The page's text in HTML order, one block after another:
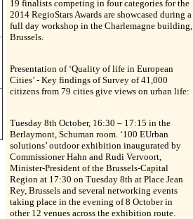
19 finalists competing in four categories for the
2014 RegioStars Awards are showcased during a
full day workshop in the Charlemagne building,
Brussels.
Presentation of ‘Quality of life in European
Cities’ - Key findings of Survey of 41,000
citizens from 79 cities give views on urban life:
Tuesday 8th October, 16:30 – 17:15 in the
Berlaymont, Schuman room. ‘100 EUrban
solutions’ outdoor exhibition inaugurated by
Commissioner Hahn and Rudi Vervoort,
Minister-President of the Brussels-Capital
Region at 17:30 on Tuesday 8th at Place Jean
Rey, Brussels and several networking events
taking place in the evening of 8 October in
other 12 venues across the exhibition route.